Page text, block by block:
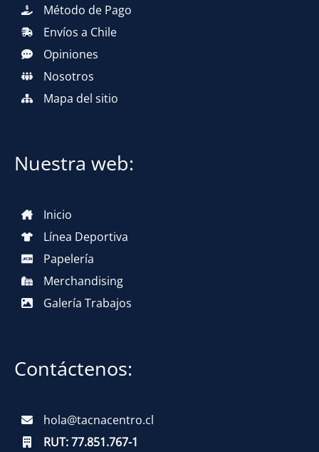
Método de Pago
Envíos a Chile
Opiniones
Nosotros
Mapa del sitio
Nuestra web:
Inicio
Línea Deportiva
Papelería
Merchandising
Galería Trabajos
Contáctenos:
hola@tacnacentro.cl
RUT:77.851.767-1